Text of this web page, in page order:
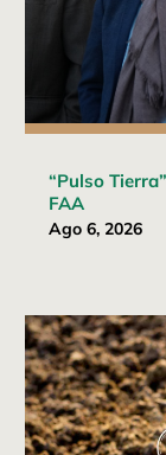
“Pulso
FAA
Ago 6, 2026